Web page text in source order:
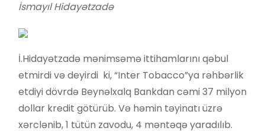
İsmayıl Hidayətzadə
İ.Hidayətzadə mənimsəmə ittihamlarını qəbul
etmirdi və deyirdi ki, “Inter Tobacco”ya rəhbərlik
etdiyi dövrdə Beynəlxalq Bankdan cəmi 37 milyon
dollar kredit götürüb. Və həmin təyinatı üzrə
xərclənib, 1 tütün zavodu, 4 məntəqə yaradılıb.